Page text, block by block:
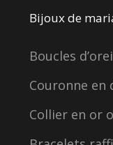
Bijoux de
Boucles
Couronne en
Collier en or